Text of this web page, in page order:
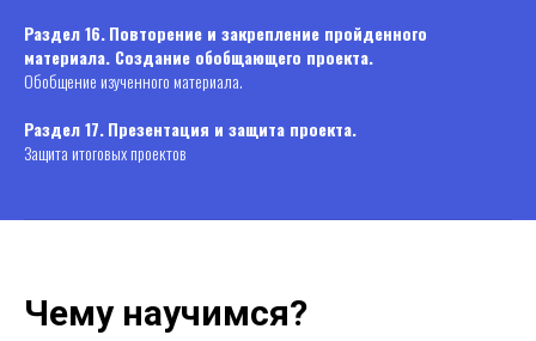
Раздел 16.Повторение и закрепление пройденного
материала. Создание обобщающего проекта.
Обобщение изученного материала.
Раздел 17.Презентация и защита проекта.
Защита итоговых проектов
Чему научимся?